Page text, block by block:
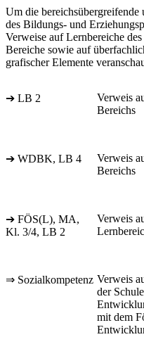
Um die bereichsübergreifende
des Bildungs- und
Verweise auf Lernbereiche
Bereiche sowie auf
grafischer Elemente
➔ LB 2
Verweis
Bereichs
➔ WDBK, LB 4
Verweis
Bereichs
➔ FÖS(L), MA,
Kl. 3/4, LB 2
Verweis
⇒ Sozialkompetenz Verweis
der
mit dem